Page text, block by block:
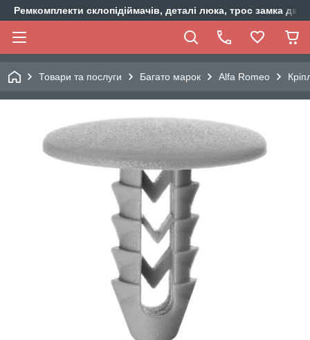
Ремкомплекти склопідіймачів, деталі люка, трос замка
Товари та послуги Багато марок Alfa Romeo